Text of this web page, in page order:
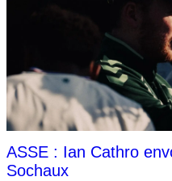
ASSE : Ian Cathro
Sochaux